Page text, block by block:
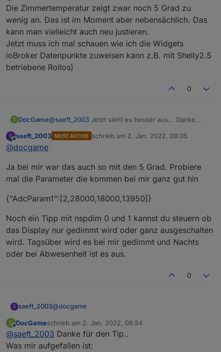
Dieautoexec.behat bei mir und vielen anderen
auch nicht funktioniert. Was mir geholen hat, ich
habe die Datei nspanel.beinautoexec.be
umbenannt.
Du musst auch noch die location setzen.
Die Zimmertemperatur zeigt zwar noch 5 Grad zu
wenig an. Das ist im Moment aber nebensächlich. Das
kann man vielleicht auch neu justieren.
Jetzt muss ich mal schauen wie ich die Widgets
ioBroker Datenpunkte zuweisen kann z.B. mit Shelly2.5
betriebene Rollos)
0
D DocGame@saeft_2003 Jetzt sieht es besser aus... Danke
wenig an. Das ist im Moment aber nebensächlich.
ioBroker Datenpunkte zuweisen kann z.B. mit
Shelly2.5 betriebene Rollos)
S
Online
saeft_2003 MOST ACTIVE schrieb am 2. Jan. 2022, 09:05
zuletzt editiert von
@docgame
Ja bei mir war das auch so mit den 5 Grad. Probiere
mal die Parameter die kommen bei mir ganz gut hin
{"AdcParam1":[2,28000,18000,13950]}
Noch ein Tipp mit nspdim 0 und 1 kannst du steuern ob
das Display nur gedimmt wird oder ganz ausgeschalten
wird. Tagsüber wird es bei mir gedimmt und Nachts
oder bei Abwesenheit ist es aus.
0
S saeft_2003@docgame
Ja bei mir war das auch so mit den 5 Grad.
Probiere mal die Parameter die kommen bei mir
ganz gut hin
{"AdcParam1":[2,28000,18000,13950]}
D
Offline
DocGameschrieb am 2. Jan. 2022, 09:54
zuletzt editiert von
@saeft_2003 Danke für den Tip..
Was mir aufgefallen ist: